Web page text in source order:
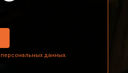
персональных данных.